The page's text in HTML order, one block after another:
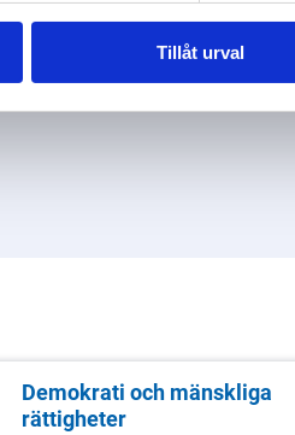
Tillåt urval
Demokrati och mänskliga
rättigheter